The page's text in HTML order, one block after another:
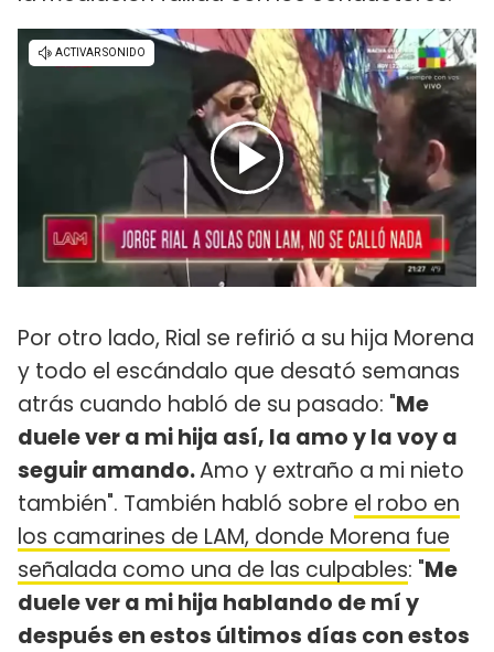
Por otro lado, Rial se refirió a su hija Morena
y todo el escándalo que desató semanas
atrás cuando habló de su pasado: "Me
duele ver a mi hija así, la amo y la voy a
seguir amando.Amo y extraño a mi nieto
también". También habló sobre el robo en
los camarines de LAM, donde Morena fue
señalada como una de las culpables: "Me
duele ver a mi hija hablando de mí y
después en estos últimos días con estos